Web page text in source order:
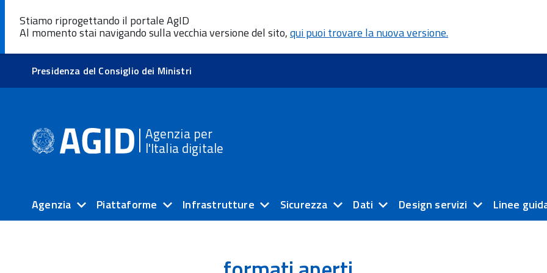
Stiamo riprogettando il portale AgID
Al momento stai navigando sulla vecchia versione del sito,qui puoi trovare la nuova versione.
Presidenza del Consiglio dei Ministri
Agenzia per
l'Italia digitale
Agenzia Piattaforme Infrastrutture Sicurezza Dati Design servizi Linee